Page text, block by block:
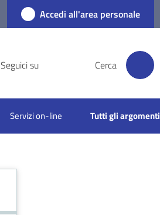
Accedi all'area personale
Seguici su Cerca
Servizi on-line Tutti gli argomenti